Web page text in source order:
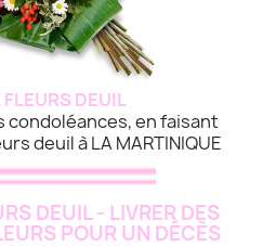
FLEURS DEUIL
condoléances, en faisant
deuil à LA MARTINIQUE